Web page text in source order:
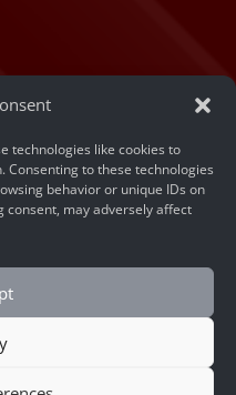
technologies like cookies to
to these technologies
behavior or unique IDs on
consent, may adversely affect
Premise: Mana yang